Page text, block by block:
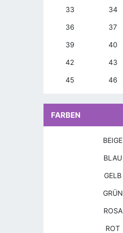
33 34
36 37
39 40
42 43
45 46
FARBEN
BEIGE
BLAU
GELB
GRÜN
ROSA
ROT